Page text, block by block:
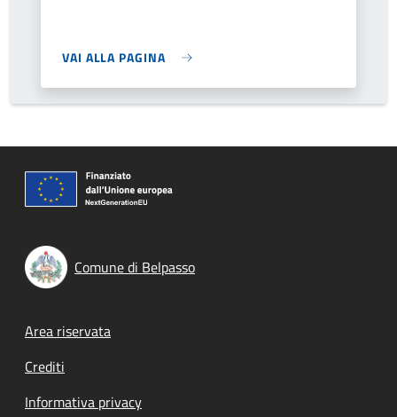
VAI ALLA PAGINA
Comune di Belpasso
Footer menu
Area riservata
Crediti
Informativa privacy